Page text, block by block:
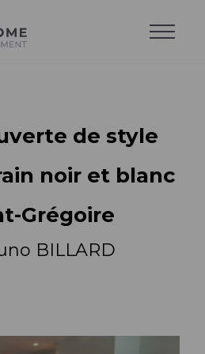
de style
noir et blanc
Grégoire
BILLARD